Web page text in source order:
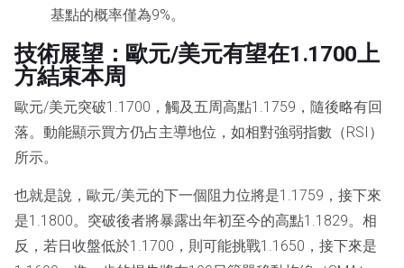
基點的概率僅為9%。
技術展望：歐元/美元有望在1.1700上
方結束本周
歐元/美元突破1.1700，觸及五周高點1.1759，隨後略有回
落。動能顯示買方仍占主導地位，如相對強弱指數（RSI）
所示。
也就是說，歐元/美元的下一個阻力位將是1.1759，接下來
是1.1800。突破後者將暴露出年初至今的高點1.1829。相
反，若日收盤低於1.1700，則可能挑戰1.1650，接下來是